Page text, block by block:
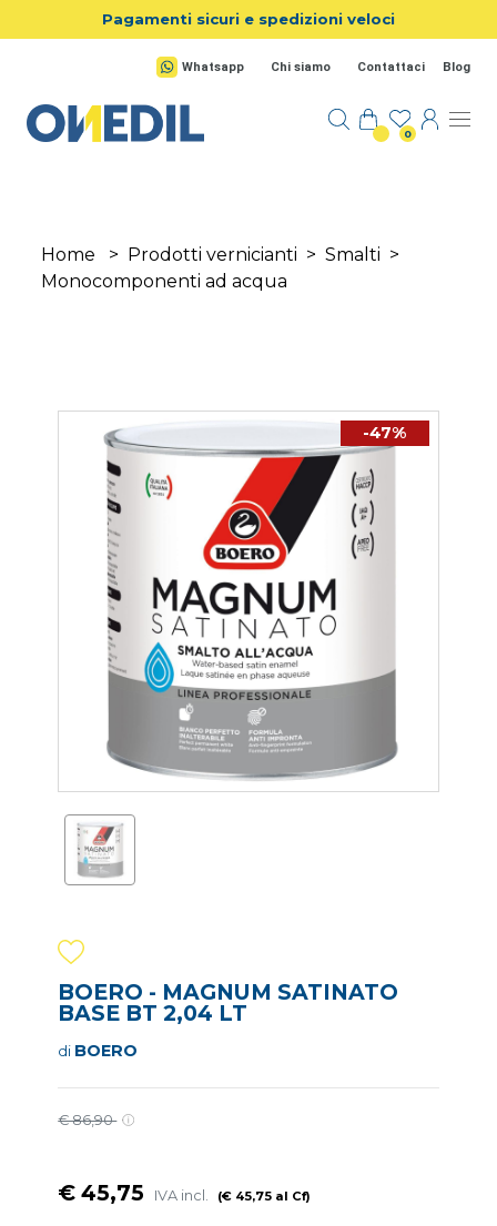
Salta al contenuto principale
Pagamenti sicuri e spedizioni veloci
Whatsapp Chi siamo Contattaci Blog
0
Home > Prodotti vernicianti > Smalti >
Monocomponenti ad acqua
-47%
BOERO - MAGNUM SATINATO
BASE BT 2,04 LT
di BOERO
€ 86,90
€ 45,75 IVA incl. (€ 45,75 al Cf)